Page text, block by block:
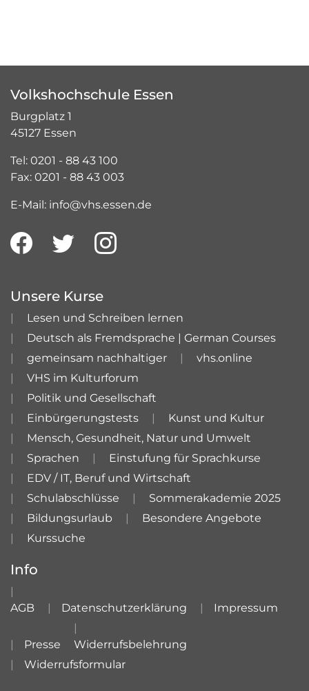
Volkshochschule Essen
Burgplatz 1
45127 Essen
Tel: 0201 - 88 43 100
Fax: 0201 - 88 43 003
E-Mail: info@vhs.essen.de
Unsere Kurse
Lesen und Schreiben lernen
Deutsch als Fremdsprache | German Courses
gemeinsam nachhaltiger
vhs.online
VHS im Kulturforum
Politik und Gesellschaft
Einbürgerungstests
Kunst und Kultur
Mensch, Gesundheit, Natur und Umwelt
Sprachen
Einstufung für Sprachkurse
EDV / IT, Beruf und Wirtschaft
Schulabschlüsse
Sommerakademie 2025
Bildungsurlaub
Besondere Angebote
Kurssuche
Info
AGB Datenschutzerklärung Impressum
Presse
Widerrufsbelehrung
Widerrufsformular